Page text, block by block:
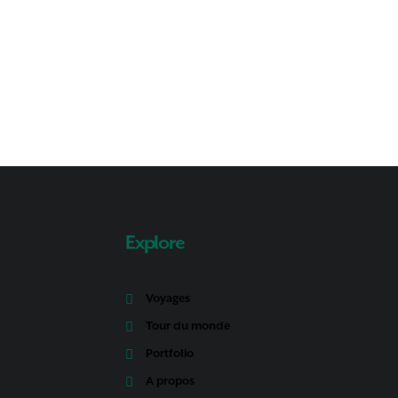
Explore
Voyages
Tour du monde
Portfolio
A propos